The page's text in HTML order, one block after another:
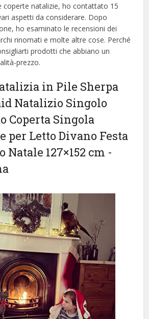
coperte natalizie, ​​ho contattato 15
aspetti da considerare. Dopo
ho esaminato le recensioni dei
rinomati e molte altre cose. Perché
prodotti che abbiano un
prezzo.
in Pile Sherpa
Natalizio Singolo
Coperta Singola
per Letto Divano Festa
Natale 127×152 cm -